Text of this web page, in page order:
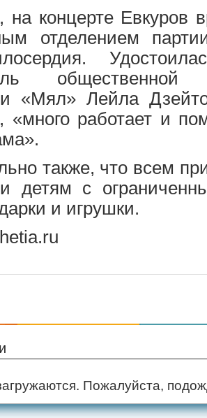
на концерте Евкуров
отделением
общественной
«Мял» Лейла
«много работает и
также, что всем
детям с
и игрушки.
Пожалуйста,